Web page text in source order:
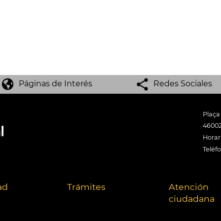
Páginas de Interés Redes Sociales
Trámites
Atención
ciudadana